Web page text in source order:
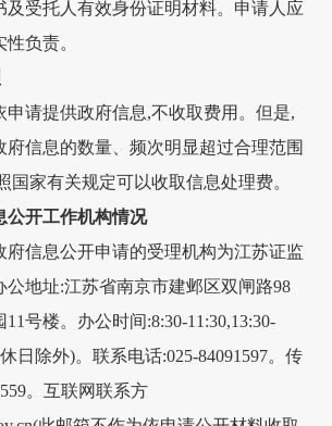
及受托人有效身份证明材料。申请人应
负责。
申请提供政府信息,不收取费用。但是,
府信息的数量、频次明显超过合理范围
国家有关规定可以收取信息处理费。
公开工作机构情况
府信息公开申请的受理机构为江苏证监
公地址:江苏省南京市建邺区双闸路98
号楼。办公时间:8:30-11:30,13:30-
日除外)。联系电话:025-84091597。传
。互联网联系方